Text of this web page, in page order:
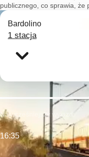
publicznego, co sprawia, że
Bardolino
1 stacja
Najwcześniejszy wyjazd:
16:35